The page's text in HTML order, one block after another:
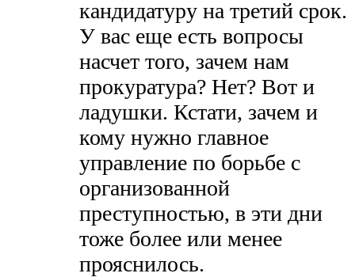
кандидатуру на третий срок.
У вас еще есть вопросы
насчет того, зачем нам
прокуратура? Нет? Вот и
ладушки. Кстати, зачем и
кому нужно главное
управление по борьбе с
организованной
преступностью, в эти дни
тоже более или менее
прояснилось.